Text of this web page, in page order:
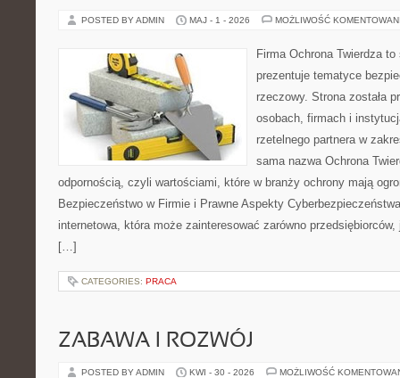
POSTED BY ADMIN MAJ - 1 - 2026 MOŻLIWOŚĆ
Firma Ochrona Twierdza
prezentuje tematyce
rzeczowy. Strona została
osobach, firmach i
rzetelnego partnera w
sama nazwa Ochrona
odpornością, czyli wartościami, które w branży ochrony mają
Bezpieczeństwo w Firmie i Prawne Aspekty
internetowa, która może zainteresować zarówno
[…]
CATEGORIES: PRACA
ZABAWA I ROZWÓJ
POSTED BY ADMIN KWI - 30 - 2026 MOŻLIWOŚĆ